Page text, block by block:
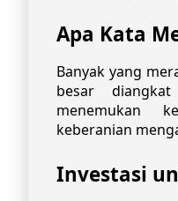
Apa Kata
Banyak yang
besar
menemukan
keberanian
Investasi